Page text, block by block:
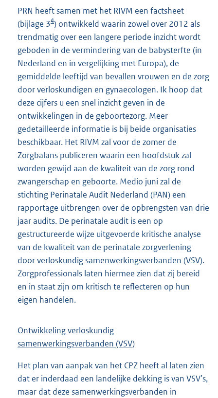
PRN heeft samen met het RIVM een factsheet
(bijlage 34) ontwikkeld waarin zowel over 2012 als
trendmatig over een langere periode inzicht wordt
geboden in de vermindering van de babysterfte (in
Nederland en in vergelijking met Europa), de
gemiddelde leeftijd van bevallen vrouwen en de zorg
door verloskundigen en gynaecologen. Ik hoop dat
deze cijfers u een snel inzicht geven in de
ontwikkelingen in de geboortezorg. Meer
gedetailleerde informatie is bij beide organisaties
beschikbaar. Het RIVM zal voor de zomer de
Zorgbalans publiceren waarin een hoofdstuk zal
worden gewijd aan de kwaliteit van de zorg rond
zwangerschap en geboorte. Medio juni zal de
stichting Perinatale Audit Nederland (PAN) een
rapportage uitbrengen over de opbrengsten van drie
jaar audits. De perinatale audit is een op
gestructureerde wijze uitgevoerde kritische analyse
van de kwaliteit van de perinatale zorgverlening
door verloskundig samenwerkingsverbanden (VSV).
Zorgprofessionals laten hiermee zien dat zij bereid
en in staat zijn om kritisch te reflecteren op hun
eigen handelen.
Ontwikkeling verloskundig
samenwerkingsverbanden (VSV)
Het plan van aanpak van het CPZ heeft al laten zien
dat er inderdaad een landelijke dekking is van VSV’s,
maar dat deze samenwerkingsverbanden in